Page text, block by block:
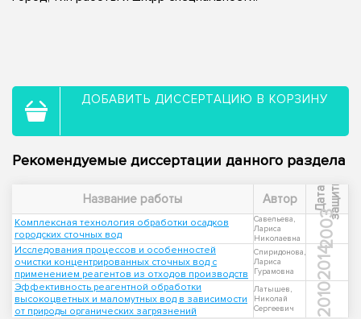
ДОБАВИТЬ ДИССЕРТАЦИЮ В КОРЗИНУ
Рекомендуемые диссертации данного раздела
Название работы Автор Д
а
т
а
з
а
щ
и
ты
Комплексная технология обработки осадков
городских сточных вод
Савельева,
Лариса
Николаевна
2003
Исследования процессов и особенностей
очистки концентрированных сточных вод с
применением реагентов из отходов производств
Спиридонова,
Лариса
Гурамовна
2014
Эффективность реагентной обработки
высокоцветных и маломутных вод в зависимости
от природы органических загрязнений
Латышев,
Николай
Сергеевич
2010